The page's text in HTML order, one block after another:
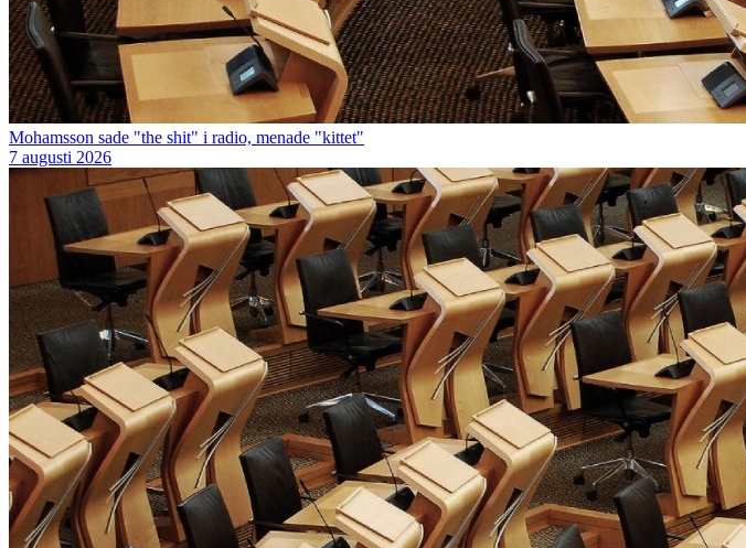
Mohamsson sade "the shit" i radio, menade "kittet"
7 augusti 2026